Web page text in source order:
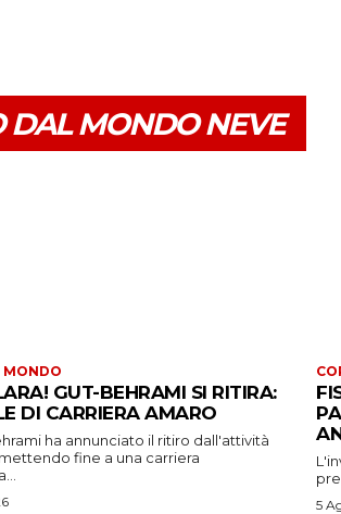
DAL MONDO NEVE
MONDO
GUT-BEHRAMI SI RITIRA:
DI CARRIERA AMARO
ha annunciato il ritiro dall'attività
fine a una carriera
5